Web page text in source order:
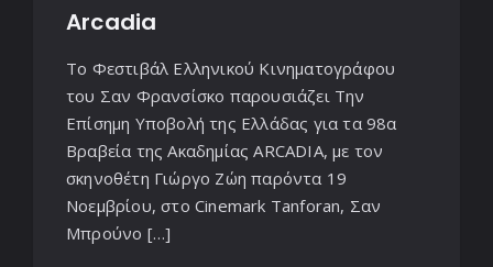
Arcadia
Το Φεστιβάλ Ελληνικού Κινηματογράφου
του Σαν Φρανσίσκο παρουσιάζει Την
Επίσημη Υποβολή της Ελλάδας για τα 98α
Βραβεία της Ακαδημίας ARCADIA, με τον
σκηνοθέτη Γιώργο Ζώη παρόντα 19
Νοεμβρίου, στο Cinemark Tanforan, Σαν
Μπρούνο […]